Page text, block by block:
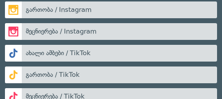
გართობა / Instagram
მეცნიერება / Instagram
ახალი ამბები / TikTok
გართობა / TikTok
მეცნიერება / TikTok